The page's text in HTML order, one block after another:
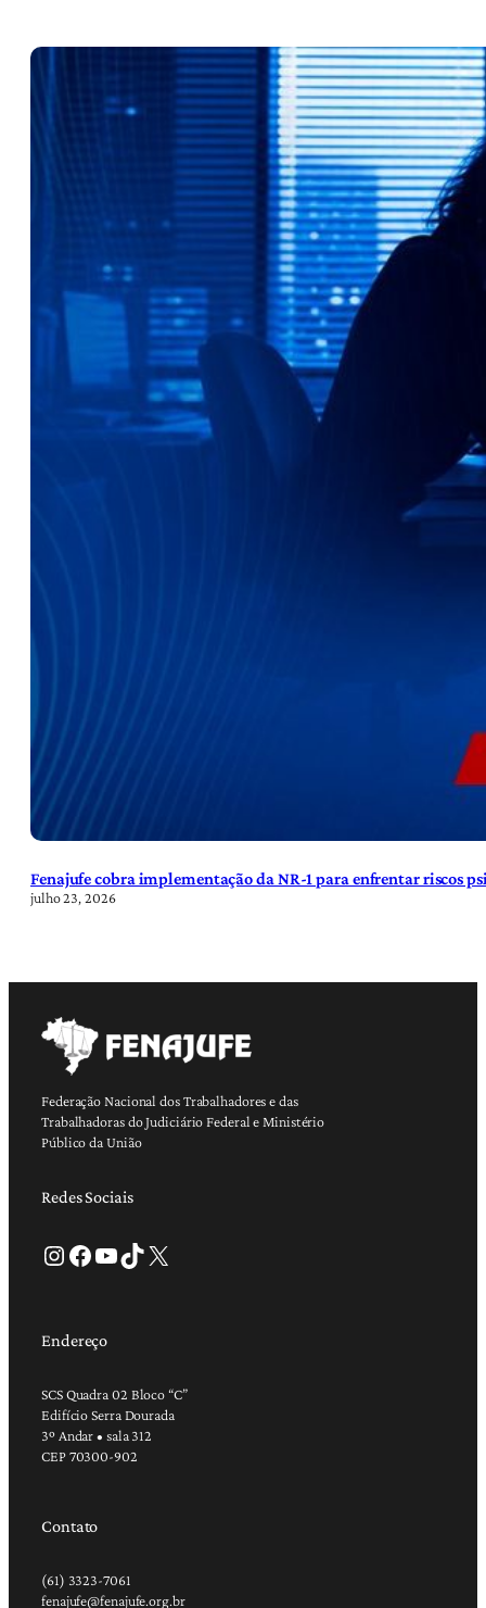
Fenajufe cobra implementação da NR-1 para enfrentar riscos
julho 23, 2026
Federação Nacional dos Trabalhadores e das
Trabalhadoras do Judiciário Federal e Ministério
Público da União
Redes Sociais
Instagram Facebook Youtube TikTok X
Endereço
SCS Quadra 02 Bloco “C”
Edifício Serra Dourada
3º Andar • sala 312
CEP 70300-902
Contato
(61) 3323-7061
fenajufe@fenajufe.org.br